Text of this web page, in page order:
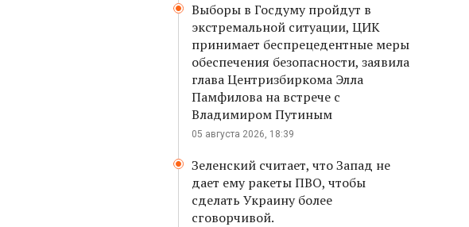
Выборы в Госдуму пройдут в
экстремальной ситуации, ЦИК
принимает беспрецедентные меры
обеспечения безопасности, заявила
глава Центризбиркома Элла
Памфилова на встрече с
Владимиром Путиным
05 августа 2026, 18:39
Зеленский считает, что Запад не
дает ему ракеты ПВО, чтобы
сделать Украину более
сговорчивой.